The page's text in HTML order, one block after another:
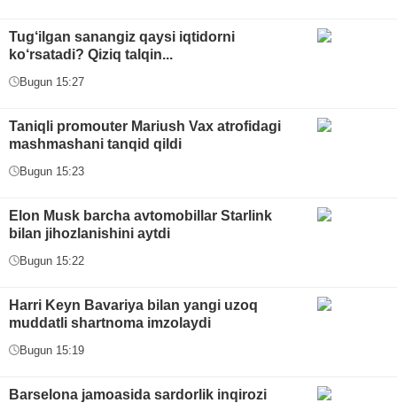
Tug‘ilgan sanangiz qaysi iqtidorni
ko‘rsatadi? Qiziq talqin...
Bugun 15:27
Taniqli promouter Mariush Vax atrofidagi
mashmashani tanqid qildi
Bugun 15:23
Elon Musk barcha avtomobillar Starlink
bilan jihozlanishini aytdi
Bugun 15:22
Harri Keyn Bavariya bilan yangi uzoq
muddatli shartnoma imzolaydi
Bugun 15:19
Barselona jamoasida sardorlik inqirozi